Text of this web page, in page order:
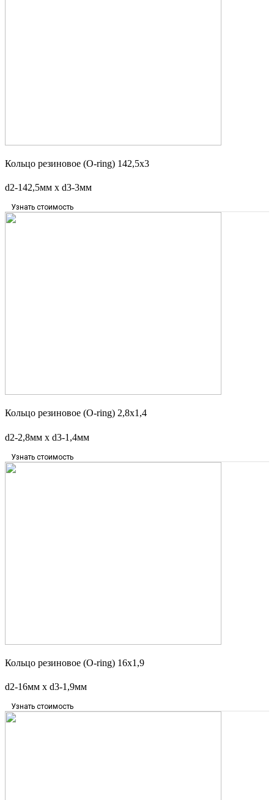
Кольцо резиновое (O-ring) 142,5х3
d2-142,5мм х d3-3мм
Узнать стоимость
Кольцо резиновое (O-ring) 2,8х1,4
d2-2,8мм х d3-1,4мм
Узнать стоимость
Кольцо резиновое (O-ring) 16х1,9
d2-16мм x d3-1,9мм
Узнать стоимость